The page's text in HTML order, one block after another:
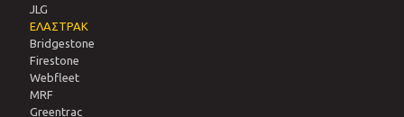
JLG
ΕΛΑΣΤΡΑΚ
Bridgestone
Firestone
Webfleet
MRF
Greentrac